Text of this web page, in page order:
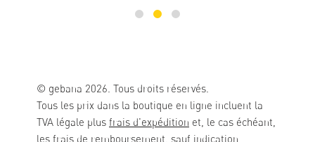
© gebana 2026. Tous droits réservés.
Tous les prix dans la boutique en ligne incluent la
TVA légale plus frais d'expédition et, le cas échéant,
les frais de remboursement, sauf indication